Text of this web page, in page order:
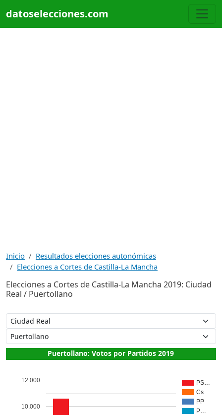
datoselecciones.com
Inicio
Resultados elecciones autonómicas
Elecciones a Cortes de Castilla-La Mancha
Elecciones a Cortes de Castilla-La Mancha 2019: Ciudad
Real / Puertollano
Puertollano: Votos por Partidos 2019
PS…
Cs
PP
P…
10.000
12.000